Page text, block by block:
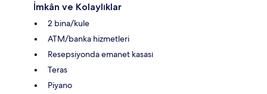
İmkân ve Kolaylıklar
2 bina/kule
ATM/banka hizmetleri
Resepsiyonda emanet kasası
Teras
Piyano